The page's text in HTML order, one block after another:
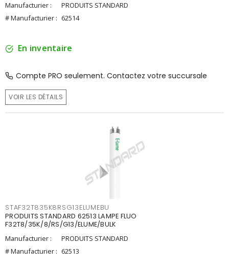
Manufacturier :
PRODUITS STANDARD
# Manufacturier : 62514
En inventaire
Compte PRO seulement. Contactez votre succursale
VOIR LES DÉTAILS
STAF32T835K8RSG13ELUMEBU
PRODUITS STANDARD 62513 LAMPE FLUO
F32T8/35K/8/RS/G13/ELUME/BULK
Manufacturier :
PRODUITS STANDARD
# Manufacturier : 62513